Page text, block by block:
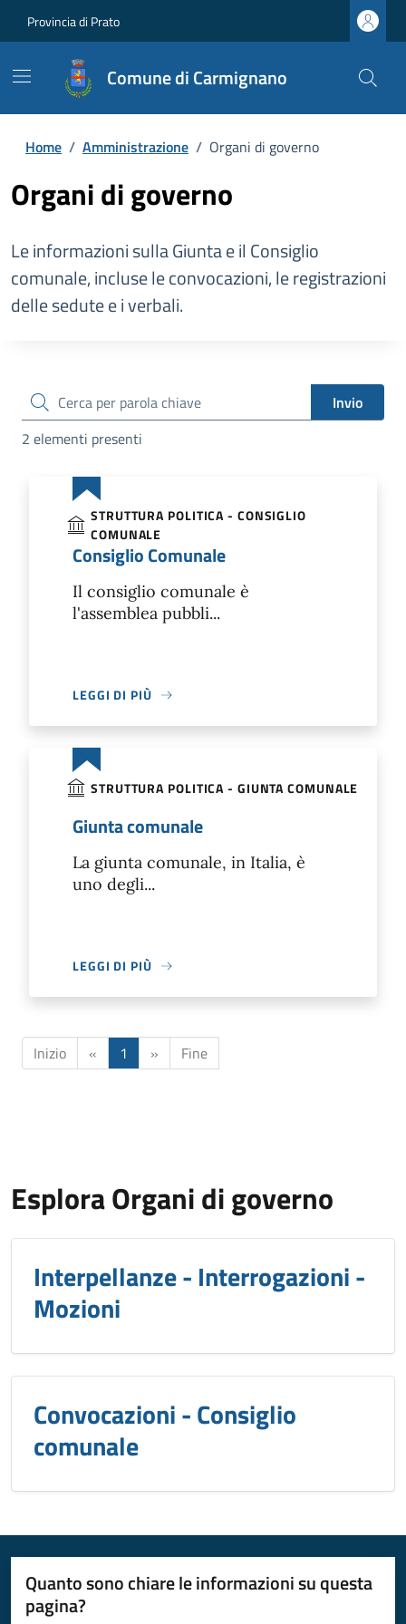
Provincia di Prato
Comune di Carmignano
Home / Amministrazione / Organi di governo
Organi di governo
Le informazioni sulla Giunta e il Consiglio
comunale, incluse le convocazioni, le registrazioni
delle sedute e i verbali.
cerca
Invio
2 elementi presenti
STRUTTURA POLITICA - CONSIGLIO
COMUNALE
Consiglio Comunale
Il consiglio comunale è
l'assemblea pubbli...
LEGGI DI PIÙ
STRUTTURA POLITICA - GIUNTA COMUNALE
Giunta comunale
La giunta comunale, in Italia, è
uno degli...
LEGGI DI PIÙ
Inizio « 1 » Fine
Esplora Organi di governo
Interpellanze - Interrogazioni -
Mozioni
Convocazioni - Consiglio
comunale
Quanto sono chiare le informazioni su questa
pagina?